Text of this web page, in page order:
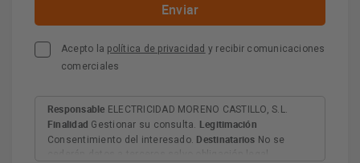
Acepto la política de privacidad y recibir comunicaciones
comerciales
Responsable ELECTRICIDAD MORENO CASTILLO, S.L.
Finalidad Gestionar su consulta. Legitimación
Consentimiento del interesado. Destinatarios No se